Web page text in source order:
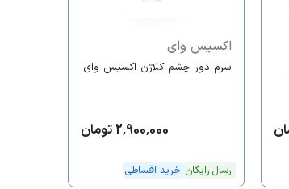
اکسیس وای
سرم دور چشم کلاژن اکسیس وای
2,900,000 تومان
ارسال رایگان خرید اقساطی